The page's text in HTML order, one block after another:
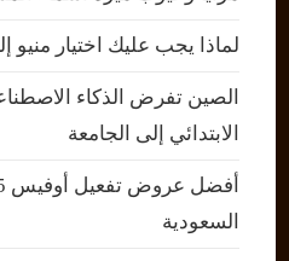
لماذا يجب عليك اختيار
الصين تفرض الذكاء
الابتدائي إلى الجامعة
السعودية